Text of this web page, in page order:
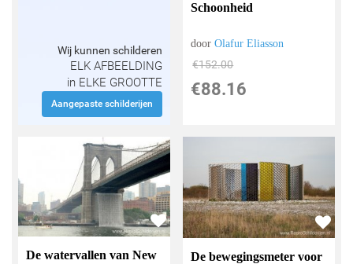
Wij kunnen schilderen
ELK AFBEELDING
in ELKE GROOTTE
Aangepaste schilderijen
Schoonheid
doorOlafur Eliasson
€152.00
€88.16
De watervallen van New
De bewegingsmeter voor